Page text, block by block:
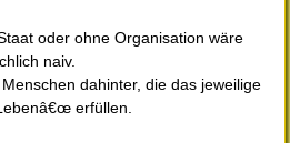
oder ohne Organisation wäre
naiv.
dahinter, die das jeweilige
erfüllen.